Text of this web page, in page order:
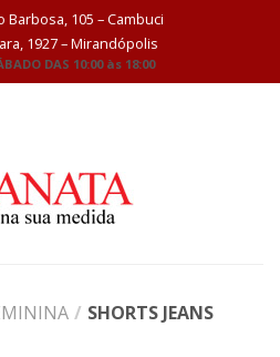
Barbosa, 105 – Cambuci
1927 – Mirandópolis
DAS 10:00 às 18:00
/ SHORTS JEANS